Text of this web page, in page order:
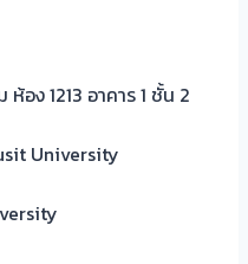
อง 1213 อาคาร 1 ชั้น 2
University